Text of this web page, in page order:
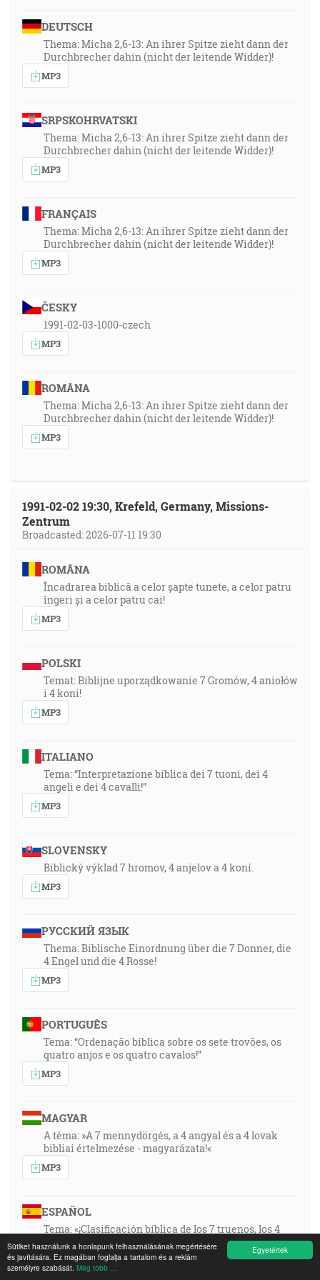
Egyetértek
Sütiket használunk a honlapunk felhasználásának megértésére
és javítására. Ez magában foglalja a tartalom és a reklám
személyre szabását. Még több ...
DEUTSCH
Thema: Micha 2,6-13: An ihrer Spitze zieht dann der
Durchbrecher dahin (nicht der leitende Widder)!
MP3
SRPSKOHRVATSKI
Thema: Micha 2,6-13: An ihrer Spitze zieht dann der
Durchbrecher dahin (nicht der leitende Widder)!
MP3
FRANÇAIS
Thema: Micha 2,6-13: An ihrer Spitze zieht dann der
Durchbrecher dahin (nicht der leitende Widder)!
MP3
ČESKY
1991-02-03-1000-czech
MP3
ROMÂNA
Thema: Micha 2,6-13: An ihrer Spitze zieht dann der
Durchbrecher dahin (nicht der leitende Widder)!
MP3
1991-02-02 19:30, Krefeld, Germany, Missions-
Zentrum
Broadcasted: 2026-07-11 19:30
ROMÂNA
Încadrarea biblică a celor șapte tunete, a celor patru
îngeri și a celor patru cai!
MP3
POLSKI
Temat: Biblijne uporządkowanie 7 Gromów, 4 aniołów
i 4 koni!
MP3
ITALIANO
Tema: “Interpretazione biblica dei 7 tuoni, dei 4
angeli e dei 4 cavalli!”
MP3
SLOVENSKY
Biblický výklad 7 hromov, 4 anjelov a 4 koní.
MP3
РУССКИЙ ЯЗЫК
Thema: Biblische Einordnung über die 7 Donner, die
4 Engel und die 4 Rosse!
MP3
PORTUGUÊS
Tema: “Ordenação bíblica sobre os sete trovões, os
quatro anjos e os quatro cavalos!”
MP3
MAGYAR
A téma: »A 7 mennydörgés, a 4 angyal és a 4 lovak
bibliai értelmezése - magyarázata!«
MP3
ESPAÑOL
Tema: «¡Clasificación bíblica de los 7 truenos, los 4
ángeles y los 4 caballos!»
MP3